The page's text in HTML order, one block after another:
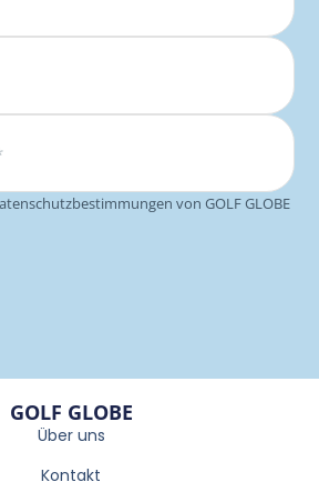
von GOLF GLOBE
GOLF GLOBE
Über uns
Kontakt